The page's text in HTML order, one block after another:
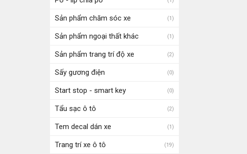
Sản phẩm chăm sóc xe (1)
Sản phẩm ngoại thất khác (1)
Sản phẩm trang trí độ xe (2)
Sấy gương điện (0)
Start stop - smart key (0)
Tẩu sạc ô tô (2)
Tem decal dán xe (1)
Trang trí xe ô tô (19)